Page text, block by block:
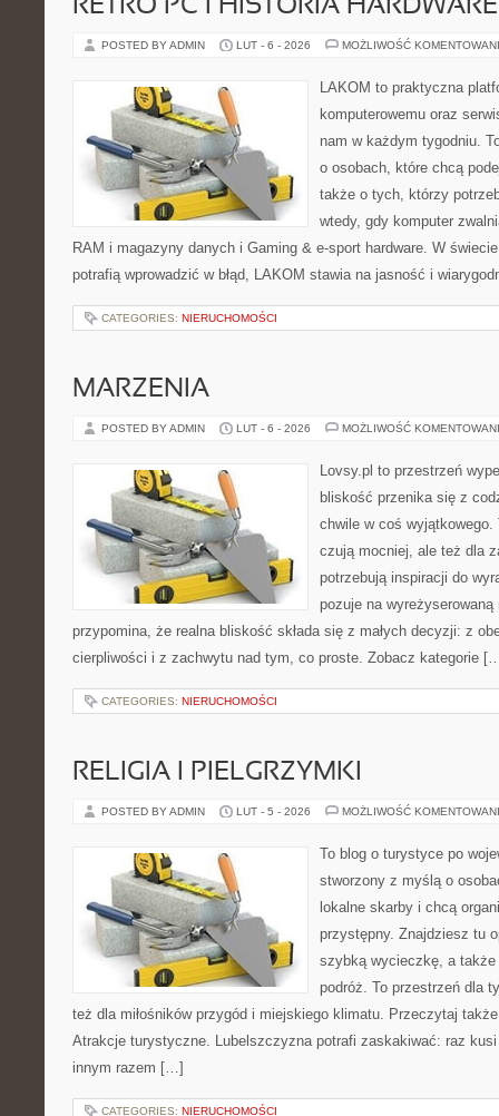
RETRO PC I HISTORIA
POSTED BY ADMIN LUT - 6 - 2026 MOŻLIWOŚĆ
LAKOM to praktyczna
komputerowemu oraz
nam w każdym tygodniu.
o osobach, które chcą
także o tych, którzy
wtedy, gdy komputer
RAM i magazyny danych i Gaming & e-sport hardware. W
potrafią wprowadzić w błąd, LAKOM stawia na jasność i
CATEGORIES: NIERUCHOMOŚCI
MARZENIA
POSTED BY ADMIN LUT - 6 - 2026 MOŻLIWOŚĆ
Lovsy.pl to przestrzeń
bliskość przenika się z
chwile w coś
czują mocniej, ale też dla
potrzebują inspiracji do
pozuje na
przypomina, że realna bliskość składa się z małych decyzji: z
cierpliwości i z zachwytu nad tym, co proste. Zobacz kategorie
CATEGORIES: NIERUCHOMOŚCI
RELIGIA I PIELGRZYMKI
POSTED BY ADMIN LUT - 5 - 2026 MOŻLIWOŚĆ
To blog o turystyce po
stworzony z myślą o
lokalne skarby i chcą
przystępny. Znajdziesz tu
szybką wycieczkę, a także
podróż. To przestrzeń dla
też dla miłośników przygód i miejskiego klimatu. Przeczytaj
Atrakcje turystyczne. Lubelszczyzna potrafi zaskakiwać: raz
innym razem […]
CATEGORIES: NIERUCHOMOŚCI